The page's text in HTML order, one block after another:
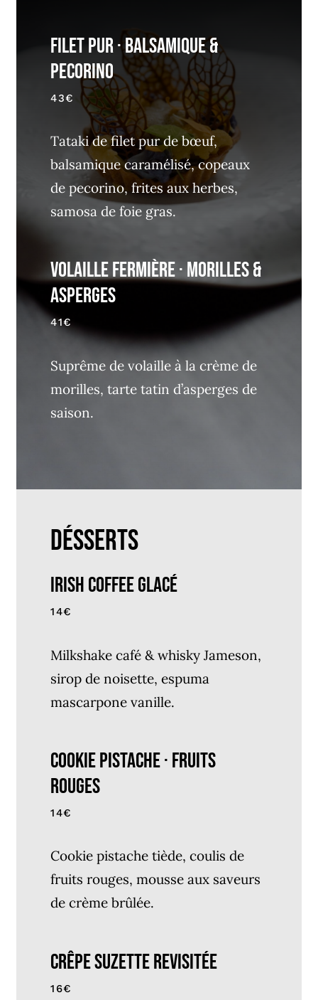
Filet Pur · Balsamique &
Pecorino
43€
Tataki de filet pur de bœuf,
balsamique caramélisé, copeaux
de pecorino, frites aux herbes,
samosa de foie gras.
Volaille Fermière · Morilles &
Asperges
41€
Suprême de volaille à la crème de
morilles, tarte tatin d’asperges de
saison.
DÉSSERTS
Irish Coffee Glacé
14€
Milkshake café & whisky Jameson,
sirop de noisette, espuma
mascarpone vanille.
Cookie Pistache · Fruits
Rouges
14€
Cookie pistache tiède, coulis de
fruits rouges, mousse aux saveurs
de crème brûlée.
Crêpe Suzette Revisitée
16€